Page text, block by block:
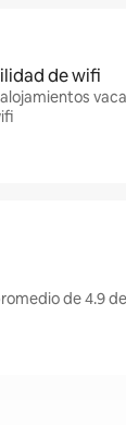
de wifi
de 4.9